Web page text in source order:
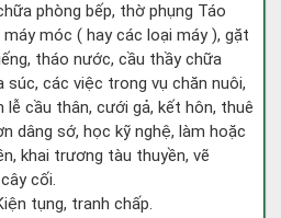
phòng bếp, thờ phụng Táo
móc ( hay các loại máy ), gặt
tháo nước, cầu thầy chữa
súc, các việc trong vụ chăn nuôi,
lễ cầu thân, cưới gả, kết hôn, thuê
dâng sớ, học kỹ nghệ, làm hoặc
khai trương tàu thuyền, vẽ
cối.
tụng, tranh chấp.